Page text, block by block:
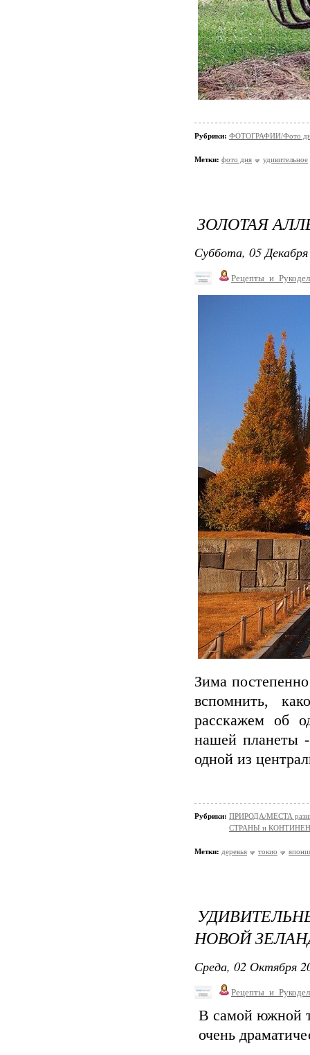
Рубрики: ФОТОГРАФИИ/Фото
Метки: фото дня удивительное
ЗОЛОТАЯ
Суббота, 05
Зима
вспомнить,
расскажем об
нашей планеты -
одной из
Рубрики: ПРИРОДА/МЕСТА
СТРАНЫ и
Метки: деревья токио
НОВОЙ
Среда, 02 Октября
В самой южной
очень